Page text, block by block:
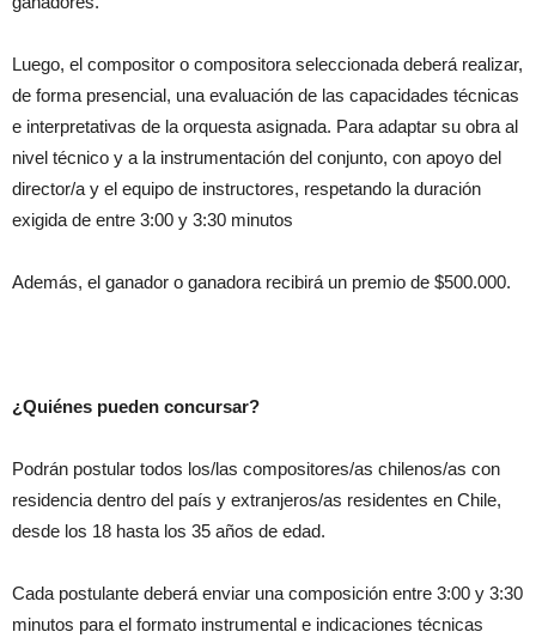
Luego, el compositor o compositora seleccionada deberá realizar,
de forma presencial, una evaluación de las capacidades técnicas
e interpretativas de la orquesta asignada. Para adaptar su obra al
nivel técnico y a la instrumentación del conjunto, con apoyo del
director/a y el equipo de instructores, respetando la duración
exigida de entre 3:00 y 3:30 minutos
Además, el ganador o ganadora recibirá un premio de $500.000.
¿Quiénes pueden concursar?
Podrán postular todos los/las compositores/as chilenos/as con
residencia dentro del país y extranjeros/as residentes en Chile,
desde los 18 hasta los 35 años de edad.
Cada postulante deberá enviar una composición entre 3:00 y 3:30
minutos para el formato instrumental e indicaciones técnicas